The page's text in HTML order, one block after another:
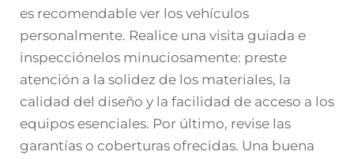
es recomendable ver los vehículos
personalmente. Realice una visita guiada e
inspecciónelos minuciosamente: preste
atención a la solidez de los materiales, la
calidad del diseño y la facilidad de acceso a los
equipos esenciales. Por último, revise las
garantías o coberturas ofrecidas. Una buena